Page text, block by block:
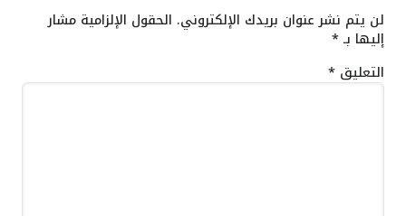
لن يتم نشر عنوان بريدك الإلكتروني. الحقول الإلزامية مشار
إليها بـ*
التعليق *